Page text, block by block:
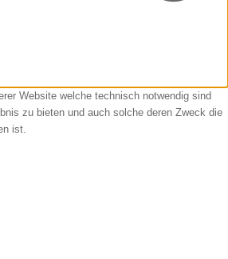
Website welche technisch notwendig sind
zu bieten und auch solche deren Zweck die
ist.